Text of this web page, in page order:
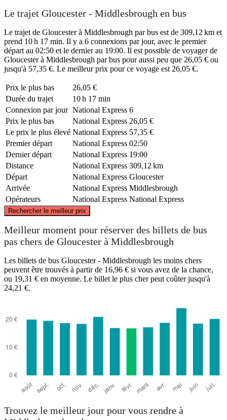
Le trajet Gloucester - Middlesbrough en bus
Le trajet de Gloucester à Middlesbrough par bus est de 309,12 km et
prend 10 h 17 min. Il y a 6 connexions par jour, avec le premier
départ au 02:50 et le dernier au 19:00. Il est possible de voyager de
Gloucester à Middlesbrough par bus pour aussi peu que 26,05 € ou
jusqu'à 57,35 €. Le meilleur prix pour ce voyage est 26,05 €.
Prix ​​le plus bas
26,05 €
Durée du trajet
10 h 17 min
Connexion par jour National Express 6
Prix ​​le plus bas
National Express 26,05 €
Le prix le plus élevé National Express 57,35 €
Premier départ
National Express 02:50
Dernier départ
National Express 19:00
Distance
National Express 309,12 km
Départ
National Express Gloucester
Arrivée
National Express Middlesbrough
Opérateurs
National Express National Express
Rechercher le meilleur prix
©CARTO, ©OpenStreetMapcontributors
Meilleur moment pour réserver des billets de bus
pas chers de Gloucester à Middlesbrough
Les billets de bus Gloucester - Middlesbrough les moins chers
peuvent être trouvés à partir de 16,96 € si vous avez de la chance,
ou 19,31 € en moyenne. Le billet le plus cher peut coûter jusqu'à
24,21 €.
Trouvez le meilleur jour pour vous rendre à